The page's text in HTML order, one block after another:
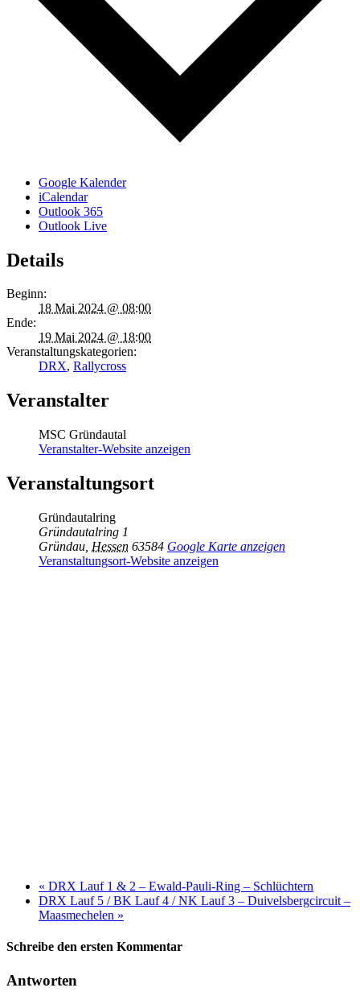
Google Kalender
iCalendar
Outlook 365
Outlook Live
Details
Beginn:
18 Mai 2024 @ 08:00
Ende:
19 Mai 2024 @ 18:00
Veranstaltungskategorien:
DRX, Rallycross
Veranstalter
MSC Gründautal
Veranstalter-Website anzeigen
Veranstaltungsort
Gründautalring
Gründautalring 1
Gründau Hessen 63584 Google Karte anzeigen
Veranstaltungsort-Website anzeigen
« DRX Lauf 1 & 2 – Ewald-Pauli-Ring – Schlüchtern
DRX Lauf 5 / BK Lauf 4 / NK Lauf 3 – Duivelsbergcircuit –
Maasmechelen »
Schreibe den ersten Kommentar
Antworten